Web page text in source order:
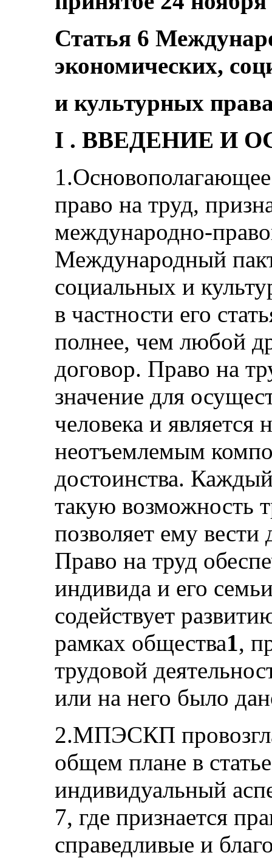
Статья 6
экономических,
и культурных
I . ВВЕДЕНИЕ И
право на труд,
международно-
Международный
социальных и
в частности его
полнее, чем любой
договор. Право на
значение для
человека и
неотъемлемым
достоинства.
такую возможность
позволяет ему
Право на труд
индивида и его
содействует
рамках общества1,
трудовой
или на него было
2.МПЭСКП
общем плане в
индивидуальный
7, где признается
справедливые и